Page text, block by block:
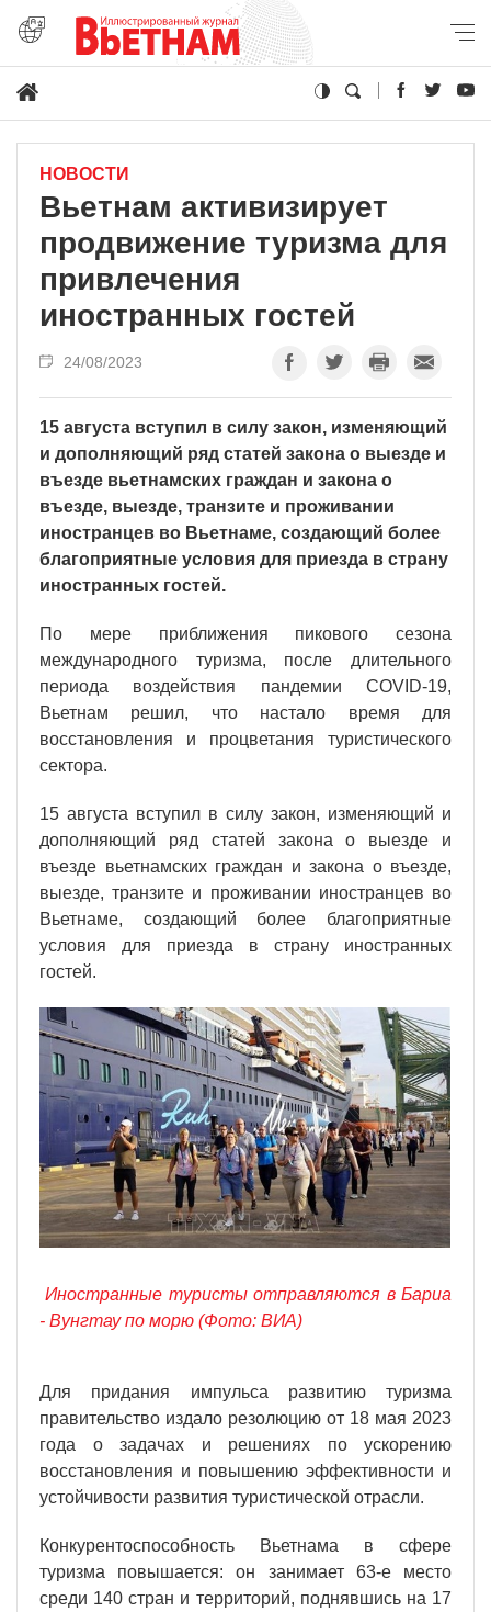
НОВОСТИ
Вьетнам активизирует
продвижение туризма для
привлечения
иностранных гостей
24/08/2023
15 августа вступил в силу закон, изменяющий
и дополняющий ряд статей закона о выезде и
въезде вьетнамских граждан и закона о
въезде, выезде, транзите и проживании
иностранцев во Вьетнаме, создающий более
благоприятные условия для приезда в страну
иностранных гостей.
По мере приближения пикового сезона
международного туризма, после длительного
периода воздействия пандемии COVID-19,
Вьетнам решил, что настало время для
восстановления и процветания туристического
сектора.
15 августа вступил в силу закон, изменяющий и
дополняющий ряд статей закона о выезде и
въезде вьетнамских граждан и закона о въезде,
выезде, транзите и проживании иностранцев во
Вьетнаме, создающий более благоприятные
условия для приезда в страну иностранных
гостей.
Иностранные туристы отправляются в Бариа
- Вунгтау по морю (Фото: ВИА)
Для придания импульса развитию туризма
правительство издало резолюцию от 18 мая 2023
года о задачах и решениях по ускорению
восстановления и повышению эффективности и
устойчивости развития туристической отрасли.
Конкурентоспособность Вьетнама в сфере
туризма повышается: он занимает 63-е место
среди 140 стран и территорий, поднявшись на 17